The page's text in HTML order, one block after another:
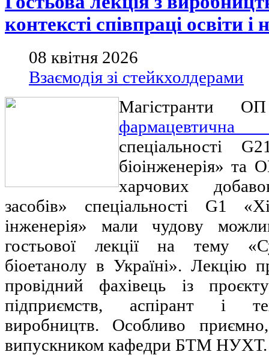
контексті співпраці освіти і
08 квітня 2026
Взаємодія зі стейкхолдерами
Магістранти
спеціальності
біоінженерія» та
харчових
засобів» спеціальності G1
інженерія» мали чудову
гостьової лекції на тему
біоетанолу в Україні». Лекцію
провідний фахівець із
підприємств, аспірант і
виробництв. Особливо
випускником кафедри БТМ НУХТ.